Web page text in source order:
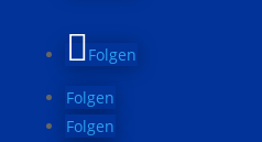
Folgen
Folgen
Folgen